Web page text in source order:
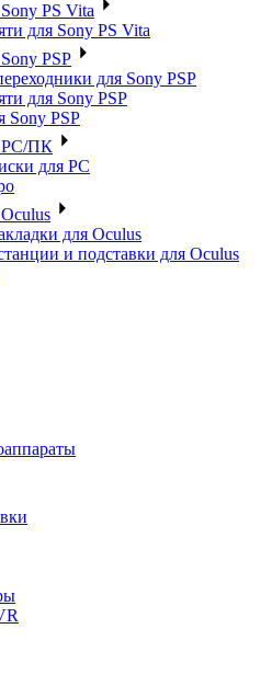
PS Vita
для Sony PS Vita
PSP
для Sony PSP
для Sony PSP
Sony PSP
PC/ПК
для PC
для Oculus
и подставки для Oculus